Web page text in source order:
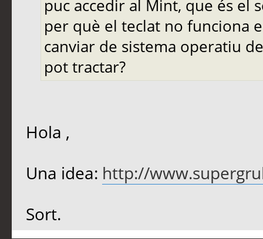
puc accedir al Mint, que és el
per què el teclat no funciona
canviar de sistema operatiu
pot tractar?
Hola ,
Una idea: http://
Sort.